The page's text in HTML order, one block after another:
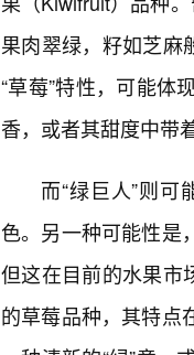
果肉翠绿，籽如芝麻
“草莓”特性，可能体
香，或者其甜度中带
而“绿巨人”则
色。另一种可能性是
但这在目前的水果市
的草莓品种，其特点